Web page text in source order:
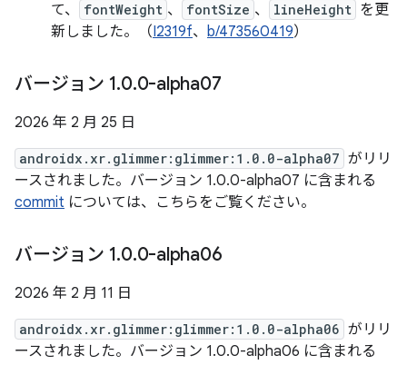
て、
fontWeight 、 fontSize 、 lineHeight を更
新しました。（I2319f、 b/473560419）
バージョン 1.0.0-alpha07
2026 年 2 月 25 日
androidx.xr.glimmer:glimmer:1.0.0-alpha07 がリリ
ースされました。バージョン 1.0.0-alpha07 に含まれる
commit については、こちらをご覧ください。
バージョン 1.0.0-alpha06
2026 年 2 月 11 日
androidx.xr.glimmer:glimmer:1.0.0-alpha06 がリリ
ースされました。バージョン 1.0.0-alpha06 に含まれる